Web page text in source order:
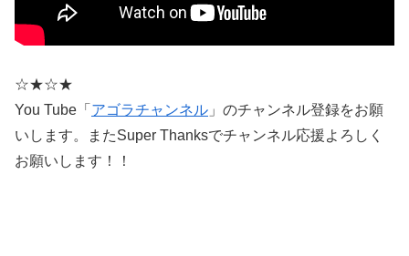
☆★☆★
You Tube「 アゴラチャンネル 」のチャンネル登録をお願
いします。またSuper Thanksでチャンネル応援よろしく
お願いします！！